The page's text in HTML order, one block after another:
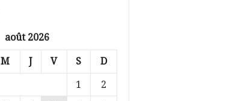
août 2026
M J V S D
1
2